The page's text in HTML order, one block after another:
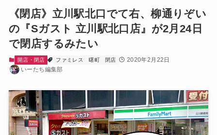
《閉店》立川駅北口でて右、柳通りぞい
の『Sガスト 立川駅北口店』が2月24日
で閉店するみたい
開店・閉店 ファミレス 曙町 閉店
2020年2月22日
いーたち編集部